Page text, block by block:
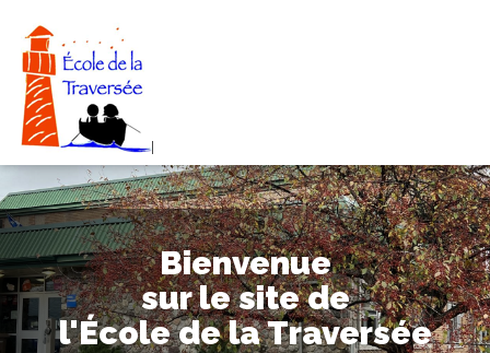
Bienvenue
sur le site de
l'École de la Traversée